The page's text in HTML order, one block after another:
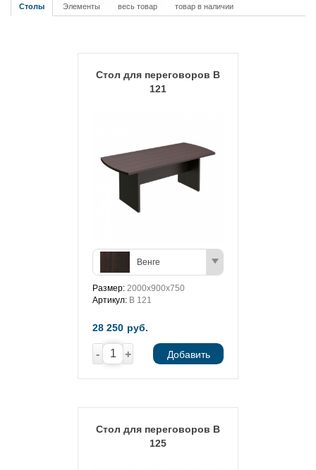
Столы Элементы весь товар товар в наличии
Стол для переговоров В
121
Венге
Размер: 2000x900x750
Артикул: В 121
28 250 руб.
- + Добавить
Стол для переговоров В
125